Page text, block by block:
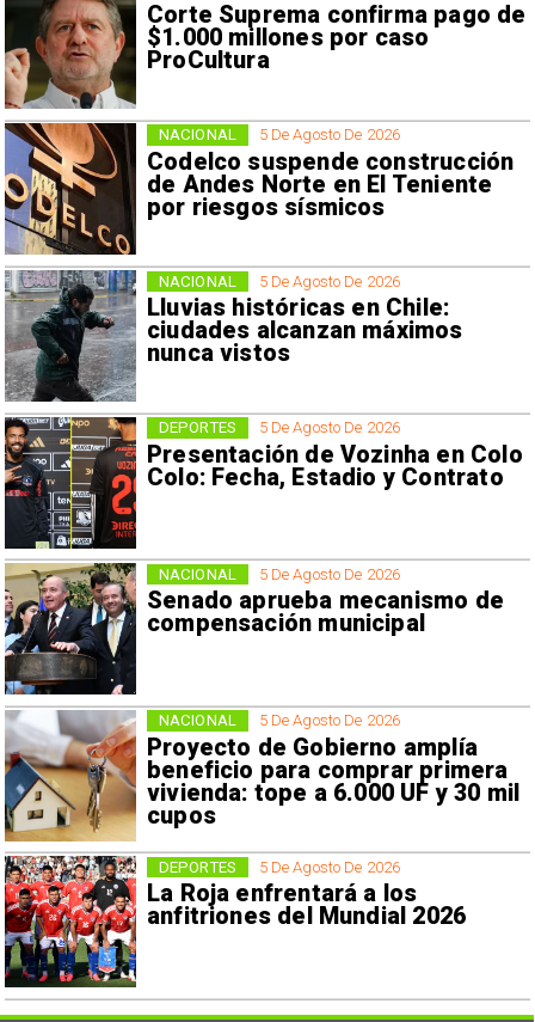
Corte Suprema confirma pago de
$1.000 millones por caso
ProCultura
5 De Agosto De 2026
Codelco suspende construcción
de Andes Norte en El Teniente
por riesgos sísmicos
NACIONAL
5 De Agosto De 2026
Lluvias históricas en Chile:
ciudades alcanzan máximos
nunca vistos
NACIONAL
5 De Agosto De 2026
Presentación de Vozinha en Colo
Colo: Fecha, Estadio y Contrato
DEPORTES
5 De Agosto De 2026
Senado aprueba mecanismo de
compensación municipal
NACIONAL
5 De Agosto De 2026
Proyecto de Gobierno amplía
beneficio para comprar primera
vivienda: tope a 6.000 UF y 30 mil
cupos
NACIONAL
5 De Agosto De 2026
La Roja enfrentará a los
anfitriones del Mundial 2026
DEPORTES